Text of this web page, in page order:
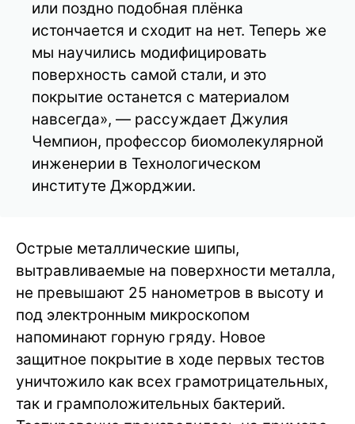
или поздно подобная плёнка
истончается и сходит на нет. Теперь же
мы научились модифицировать
поверхность самой стали, и это
покрытие останется с материалом
навсегда», — рассуждает Джулия
Чемпион, профессор биомолекулярной
инженерии в Технологическом
институте Джорджии.
Острые металлические шипы,
вытравливаемые на поверхности металла,
не превышают 25 нанометров в высоту и
под электронным микроскопом
напоминают горную гряду. Новое
защитное покрытие в ходе первых тестов
уничтожило как всех грамотрицательных,
так и грамположительных бактерий.